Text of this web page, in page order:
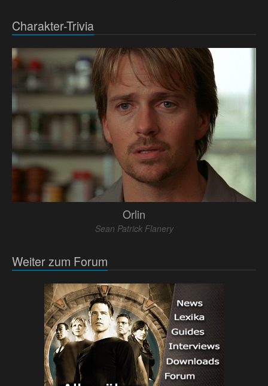
Charakter-Trivia
Orlin
Sean Patrick Flanery
Weiter zum Forum